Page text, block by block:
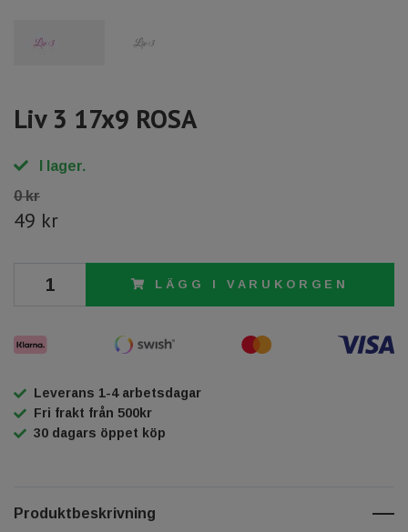
Liv 3 17x9 ROSA
I lager.
0 kr
49 kr
LÄGG I VARUKORGEN
Leverans 1-4 arbetsdagar
Fri frakt från 500kr
30 dagars öppet köp
Produktbeskrivning